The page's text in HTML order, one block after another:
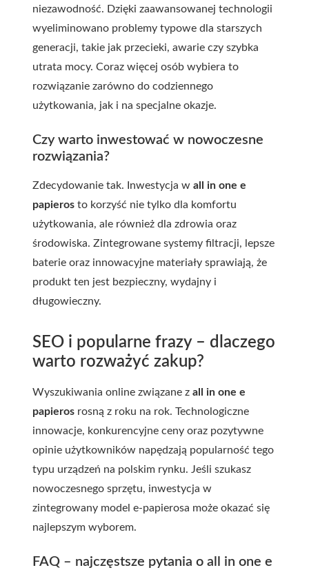
niezawodność. Dzięki zaawansowanej technologii
wyeliminowano problemy typowe dla starszych
generacji, takie jak przecieki, awarie czy szybka
utrata mocy. Coraz więcej osób wybiera to
rozwiązanie zarówno do codziennego
użytkowania, jak i na specjalne okazje.
Czy warto inwestować w nowoczesne
rozwiązania?
Zdecydowanie tak. Inwestycja w all in one e
papieros to korzyść nie tylko dla komfortu
użytkowania, ale również dla zdrowia oraz
środowiska. Zintegrowane systemy filtracji, lepsze
baterie oraz innowacyjne materiały sprawiają, że
produkt ten jest bezpieczny, wydajny i
długowieczny.
SEO i popularne frazy – dlaczego
warto rozważyć zakup?
Wyszukiwania online związane z all in one e
papieros rosną z roku na rok. Technologiczne
innowacje, konkurencyjne ceny oraz pozytywne
opinie użytkowników napędzają popularność tego
typu urządzeń na polskim rynku. Jeśli szukasz
nowoczesnego sprzętu, inwestycja w
zintegrowany model e-papierosa może okazać się
najlepszym wyborem.
FAQ – najczęstsze pytania o all in one e